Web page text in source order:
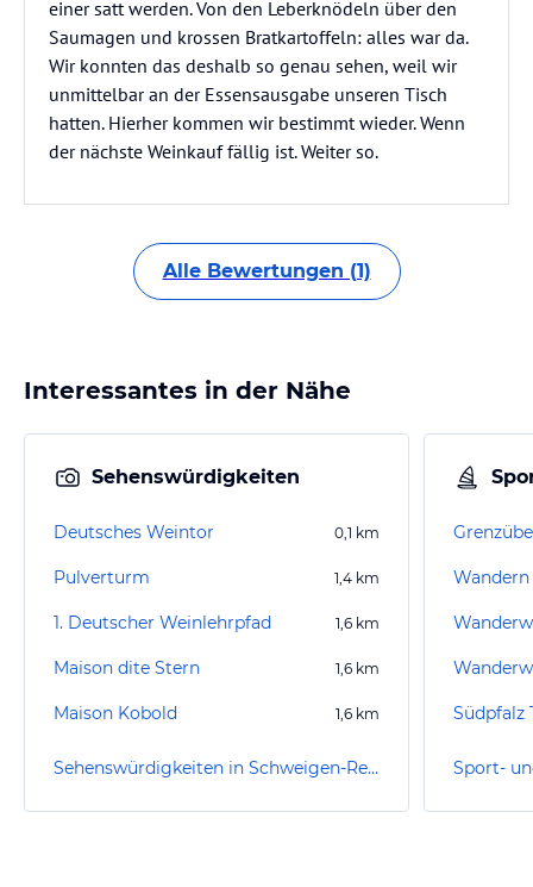
einer satt werden. Von den Leberknödeln über den
Saumagen und krossen Bratkartoffeln: alles war da.
Wir konnten das deshalb so genau sehen, weil wir
unmittelbar an der Essensausgabe unseren Tisch
hatten. Hierher kommen wir bestimmt wieder. Wenn
der nächste Weinkauf fällig ist. Weiter so.
Alle Bewertungen (1)
Interessantes in der Nähe
Sehenswürdigkeiten
Deutsches Weintor 0,1 km
Pulverturm 1,4 km
1. Deutscher Weinlehrpfad 1,6 km
Maison dite Stern 1,6 km
Maison Kobold 1,6 km
Sehenswürdigkeiten in Schweigen-Rechtenbach
Südpfalz